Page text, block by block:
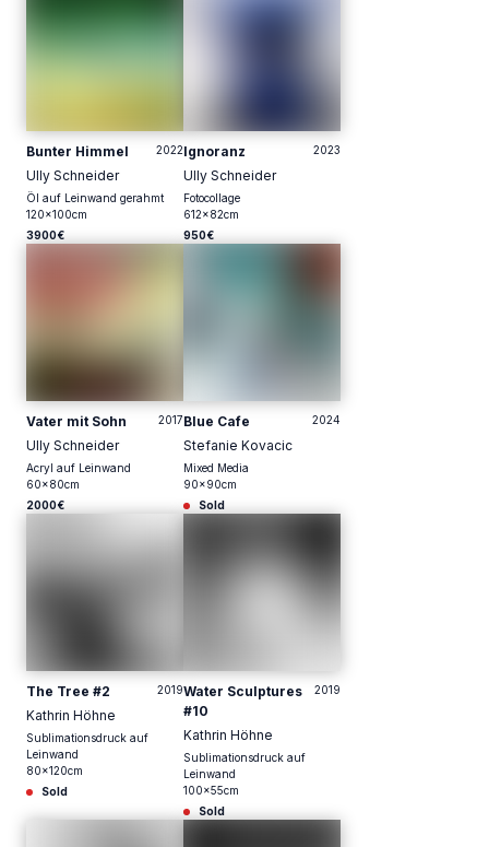
Bunter Himmel 2022
Ully Schneider
Öl auf Leinwand gerahmt
120x100cm
3900€
Ignoranz 2023
Ully Schneider
Fotocollage
612x82cm
950€
Vater mit Sohn 2017
Ully Schneider
Acryl auf Leinwand
60x80cm
2000€
Blue Cafe 2024
Stefanie Kovacic
Mixed Media
90x90cm
Sold
The Tree #2 2019
Kathrin Höhne
Sublimationsdruck auf
Leinwand
80x120cm
Sold
Water Sculptures
#10
2019
Kathrin Höhne
Sublimationsdruck auf
Leinwand
100x55cm
Sold